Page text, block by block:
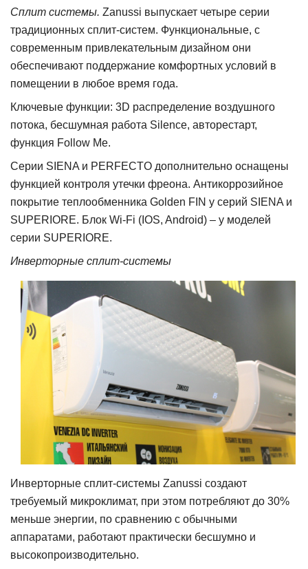
Сплит системы. Zanussi выпускает четыре серии
традиционных сплит-систем. Функциональные, с
современным привлекательным дизайном они
обеспечивают поддержание комфортных условий в
помещении в любое время года.
Ключевые функции: 3D распределение воздушного
потока, бесшумная работа Silence, авторестарт,
функция Follow Me.
Серии SIENA и PERFECTO дополнительно оснащены
функцией контроля утечки фреона. Антикоррозийное
покрытие теплообменника Golden FIN у серий SIENA и
SUPERIORE. Блок Wi-Fi (IOS, Android) – у моделей
серии SUPERIORE.
Инверторные сплит-системы
Инверторные сплит-системы Zanussi создают
требуемый микроклимат, при этом потребляют до 30%
меньше энергии, по сравнению с обычными
аппаратами, работают практически бесшумно и
высокопроизводительно.